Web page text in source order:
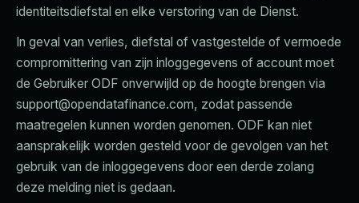
identiteitsdiefstal en elke verstoring van de Dienst.
In geval van verlies, diefstal of vastgestelde of vermoede
compromittering van zijn inloggegevens of account moet
de Gebruiker ODF onverwijld op de hoogte brengen via
support@opendatafinance.com, zodat passende
maatregelen kunnen worden genomen. ODF kan niet
aansprakelijk worden gesteld voor de gevolgen van het
gebruik van de inloggegevens door een derde zolang
deze melding niet is gedaan.